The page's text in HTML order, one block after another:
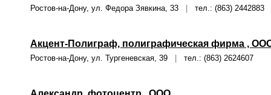
Ростов-на-Дону, ул. Федора Зявкина, 33 тел.: (863) 2442883
Акцент-Полиграф, полиграфическая фирма ,
Ростов-на-Дону, ул. Тургеневская, 39 тел.: (863) 2624607